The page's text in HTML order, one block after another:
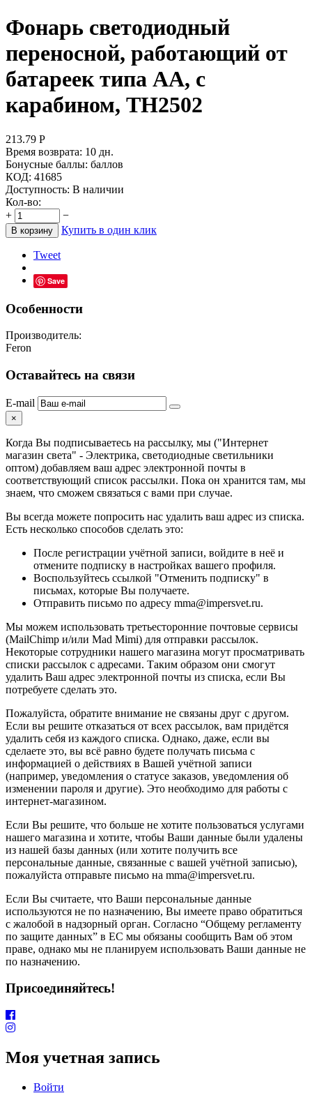
Фонарь светодиодный
переносной, работающий от
батареек типа AA, с
карабином, TH2502
213.79 Р
Время возврата: 10 дн.
Бонусные баллы: баллов
КОД: 41685
Доступность: В наличии
Кол-во:
+
−
В корзину Купить в один клик
Tweet
Save
Особенности
Производитель:
Feron
Оставайтесь на связи
E-mail
×
Когда Вы подписываетесь на рассылку, мы ("Интернет
магазин света" - Электрика, светодиодные светильники
оптом) добавляем ваш адрес электронной почты в
соответствующий список рассылки. Пока он хранится там, мы
знаем, что сможем связаться с вами при случае.
Вы всегда можете попросить нас удалить ваш адрес из списка.
Есть несколько способов сделать это:
После регистрации учётной записи, войдите в неё и
отмените подписку в настройках вашего профиля.
Воспользуйтесь ссылкой "Отменить подписку" в
письмах, которые Вы получаете.
Отправить письмо по адресу mma@impersvet.ru.
Мы можем использовать третьесторонние почтовые сервисы
(MailChimp и/или Mad Mimi) для отправки рассылок.
Некоторые сотрудники нашего магазина могут просматривать
списки рассылок с адресами. Таким образом они смогут
удалить Ваш адрес электронной почты из списка, если Вы
потребуете сделать это.
Пожалуйста, обратите внимание не связаны друг с другом.
Если вы решите отказаться от всех рассылок, вам придётся
удалить себя из каждого списка. Однако, даже, если вы
сделаете это, вы всё равно будете получать письма с
информацией о действиях в Вашей учётной записи
(например, уведомления о статусе заказов, уведомления об
изменении пароля и другие). Это необходимо для работы с
интернет-магазином.
Если Вы решите, что больше не хотите пользоваться услугами
нашего магазина и хотите, чтобы Ваши данные были удалены
из нашей базы данных (или хотите получить все
персональные данные, связанные с вашей учётной записью),
пожалуйста отправьте письмо на mma@impersvet.ru.
Если Вы считаете, что Ваши персональные данные
используются не по назначению, Вы имеете право обратиться
с жалобой в надзорный орган. Согласно “Общему регламенту
по защите данных” в ЕС мы обязаны сообщить Вам об этом
праве, однако мы не планируем использовать Ваши данные не
по назначению.
Присоединяйтесь!
Моя учетная запись
Войти